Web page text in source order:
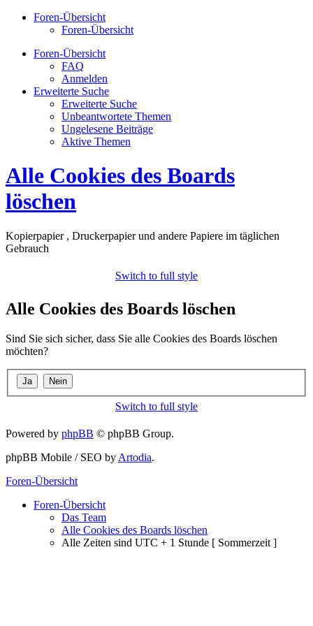
Foren-Übersicht
Foren-Übersicht
Foren-Übersicht
FAQ
Anmelden
Erweiterte Suche
Erweiterte Suche
Unbeantwortete Themen
Ungelesene Beiträge
Aktive Themen
Alle Cookies des Boards
löschen
Kopierpapier , Druckerpapier und andere Papiere im täglichen
Gebrauch
Switch to full style
Alle Cookies des Boards löschen
Sind Sie sich sicher, dass Sie alle Cookies des Boards löschen
möchten?
Switch to full style
Powered by phpBB © phpBB Group.
phpBB Mobile / SEO by Artodia.
Foren-Übersicht
Foren-Übersicht
Das Team
Alle Cookies des Boards löschen
Alle Zeiten sind UTC + 1 Stunde [ Sommerzeit ]